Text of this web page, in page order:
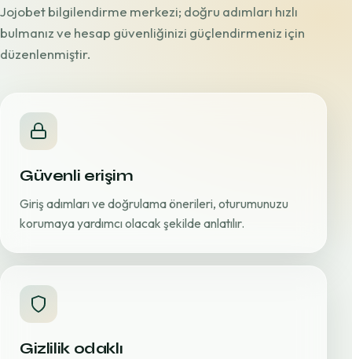
Jojobet bilgilendirme merkezi; doğru adımları hızlı
bulmanız ve hesap güvenliğinizi güçlendirmeniz için
düzenlenmiştir.
Güvenli erişim
Giriş adımları ve doğrulama önerileri, oturumunuzu
korumaya yardımcı olacak şekilde anlatılır.
Gizlilik odaklı